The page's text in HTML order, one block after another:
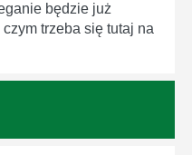
będzie już
trzeba się tutaj na